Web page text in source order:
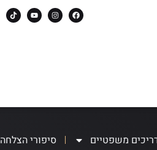
משפטיים סיפורי הצלחה